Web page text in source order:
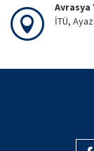
İTÜ,